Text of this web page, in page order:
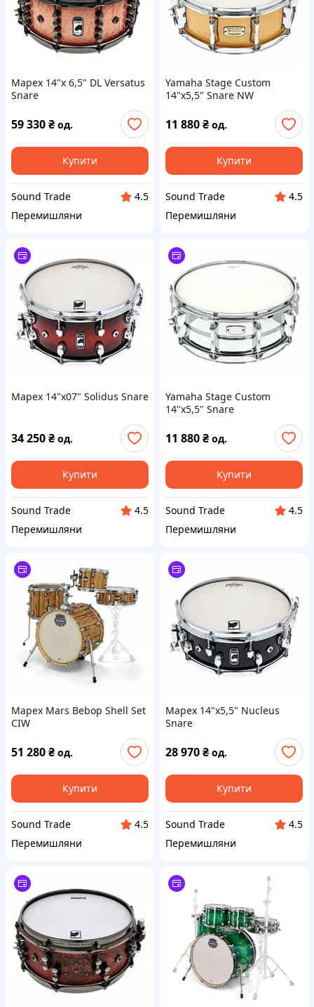
Mapex 14"x 6,5" DL Versatus
Snare
59 330₴ од.
Купити
Sound Trade
4.5
Перемишляни
Yamaha Stage Custom
14"x5,5" Snare NW
11 880₴ од.
Купити
Sound Trade
4.5
Перемишляни
Mapex 14"x07" Solidus Snare
34 250₴ од.
Купити
Sound Trade
4.5
Перемишляни
Yamaha Stage Custom
14"x5,5" Snare
11 880₴ од.
Купити
Sound Trade
4.5
Перемишляни
Mapex Mars Bebop Shell Set
CIW
51 280₴ од.
Купити
Sound Trade
4.5
Перемишляни
Mapex 14"x5,5" Nucleus
Snare
28 970₴ од.
Купити
Sound Trade
4.5
Перемишляни